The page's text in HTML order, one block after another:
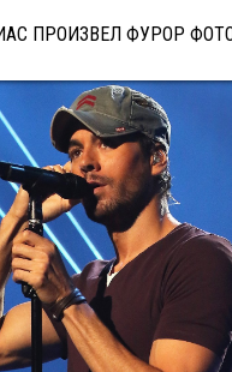
ПРОИЗВЕЛ ФУРОР